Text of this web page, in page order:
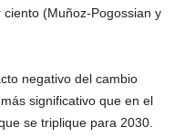
(Muñoz-Pogossian y
negativo del cambio
significativo que en el
se triplique para 2030.